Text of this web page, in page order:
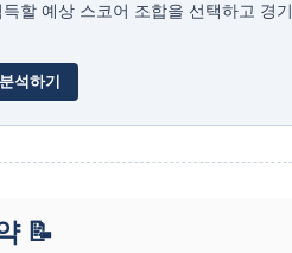
할 예상 스코어 조합을 선택하고 경
석하기
📝